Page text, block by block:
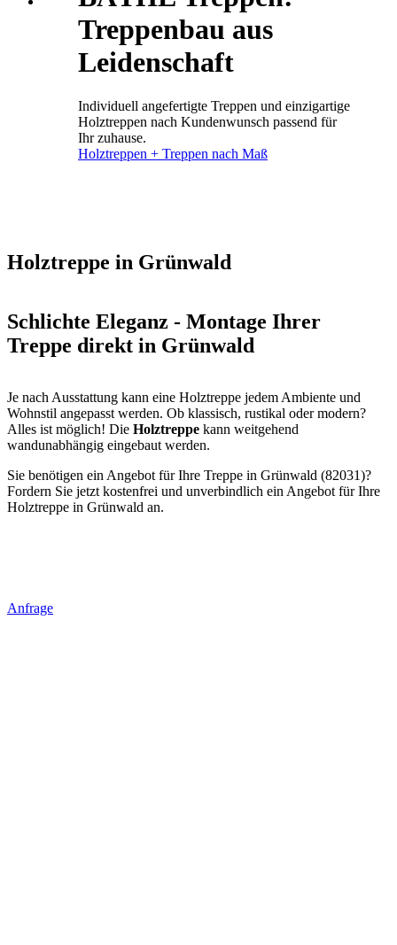
Treppenbau aus
Leidenschaft
Individuell angefertigte Treppen und einzigartige
Holztreppen nach Kundenwunsch passend für
Ihr zuhause.
Holztreppen + Treppen nach Maß
Holztreppe in Grünwald
Schlichte Eleganz - Montage Ihrer
Treppe direkt in Grünwald
Je nach Ausstattung kann eine Holztreppe jedem Ambiente und
Wohnstil angepasst werden. Ob klassisch, rustikal oder modern?
Alles ist möglich! Die Holztreppe kann weitgehend
wandunabhängig eingebaut werden.
Sie benötigen ein Angebot für Ihre Treppe in Grünwald (82031)?
Fordern Sie jetzt kostenfrei und unverbindlich ein Angebot für Ihre
Holztreppe in Grünwald an.
Anfrage